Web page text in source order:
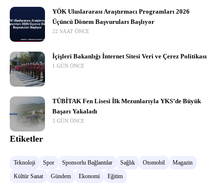
YÖK Uluslararası Araştırmacı Programları 2026
Üçüncü Dönem Başvuruları Başlıyor
22 SAAT ÖNCE
İçişleri Bakanlığı İnternet Sitesi Veri ve Çerez Politikası
1 GÜN ÖNCE
TÜBİTAK Fen Lisesi İlk Mezunlarıyla YKS’de Büyük
Başarı Yakaladı
3 GÜN ÖNCE
Etiketler
Teknoloji Spor Sponsorlu Bağlantılar Sağlık Otomobil
Magazin
Kültür Sanat
Gündem Ekonomi Eğitim